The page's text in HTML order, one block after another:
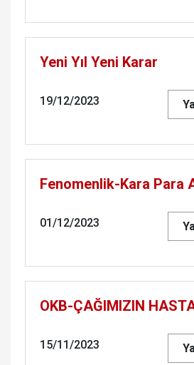
Yeni Yıl Yeni Karar
19/12/2023
Fenomenlik-Kara Para
01/12/2023
OKB-ÇAĞIMIZIN
15/11/2023